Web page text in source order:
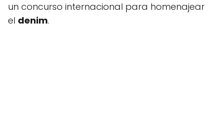
un concurso internacional para homenajear
el denim.